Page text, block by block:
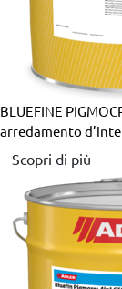
BLUEFINE
arredamento
Scopri di più